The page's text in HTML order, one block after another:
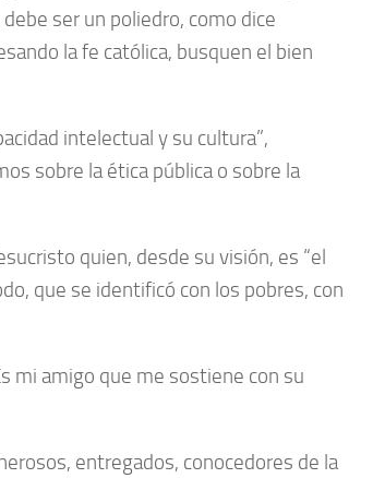
ser un poliedro, como dice
la fe católica, busquen el bien
intelectual y su cultura”,
sobre la ética pública o sobre la
quien, desde su visión, es “el
que se identificó con los pobres, con
mi amigo que me sostiene con su
entregados, conocedores de la